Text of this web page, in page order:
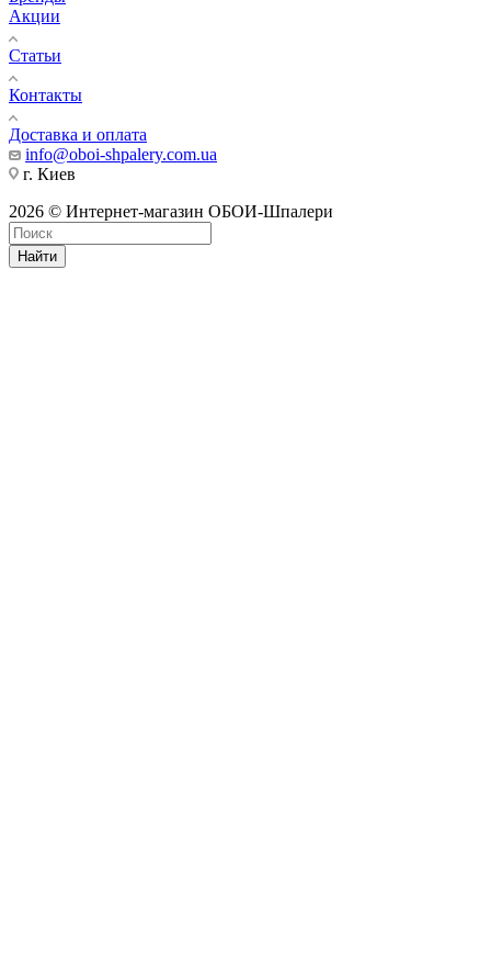
Акции
Статьи
Контакты
Доставка и оплата
info@oboi-shpalery.com.ua
г. Киев
2026 © Интернет-магазин ОБОИ-Шпалери
Найти